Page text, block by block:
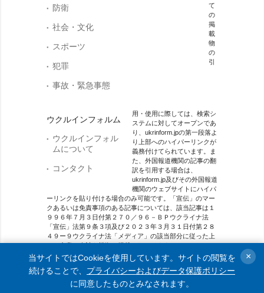
防衛
社会・文化
スポーツ
犯罪
事故・緊急事態
ウクルインフォルム
ウクルインフォル
ムについて
コンタクト
て
の
掲
載
物
の
引
用・使用に際しては、検索シ
ステムに対してオープンであ
り、ukrinform.jpの第一段落よ
り上部へのハイパーリンクが
義務付けてられています。ま
た、外国報道機関の記事の翻
訳を引用する場合は、
ukrinform.jp及びその外国報道
機関のウェブサイトにハイパ
ーリンクを貼り付ける場合のみ可能です。「宣伝」のマー
クあるいは免責事項のある記事については、該当記事は１
９９６年７月３日付第２７０／９６－ＢＰウクライナ法
「宣伝」法第９条３項及び２０２３年３月３１日付第２８
４９ー９ウクライナ法「メディア」の該当部分に従った上
で、合意／会計を根拠に掲載されています。
オンラインメディア主体 メディア識別番号：R40-01421.
© 2015-2026 Ukrinform. All rights reserved.
当サイトではCookieを使用しています。サイトの閲覧を
続けることで、 プライバシーおよびデータ保護ポリシー
に同意したものとみなされます。
×